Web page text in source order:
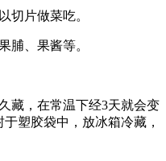
切片做菜吃。
脯、果酱等。
藏，在常温下经3天就会变
塑胶袋中，放冰箱冷藏，